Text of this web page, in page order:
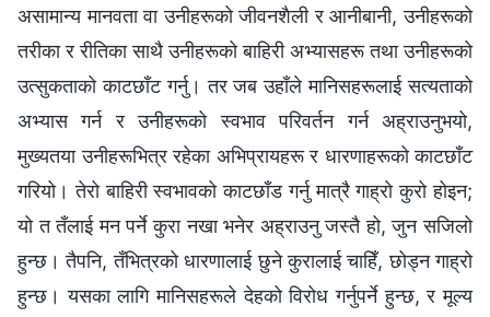
असामान्य मानवता वा उनीहरूको जीवनशैली र आनीबानी, उनीहरूको
तरीका र रीतिका साथै उनीहरूको बाहिरी अभ्यासहरू तथा उनीहरूको
उत्सुकताको काटछाँट गर्नु। तर जब उहाँले मानिसहरूलाई सत्यताको
अभ्यास गर्न र उनीहरूको स्वभाव परिवर्तन गर्न अह्राउनुभयो,
मुख्यतया उनीहरूभित्र रहेका अभिप्रायहरू र धारणाहरूको काटछाँट
गरियो। तेरो बाहिरी स्वभावको काटछाँड गर्नु मात्रै गाह्रो कुरो होइन;
यो त तँलाई मन पर्ने कुरा नखा भनेर अह्राउनु जस्तै हो, जुन सजिलो
हुन्छ। तैपनि, तँभित्रको धारणालाई छुने कुरालाई चाहिँ, छोड्न गाह्रो
हुन्छ। यसका लागि मानिसहरूले देहको विरोध गर्नुपर्ने हुन्छ, र मूल्य